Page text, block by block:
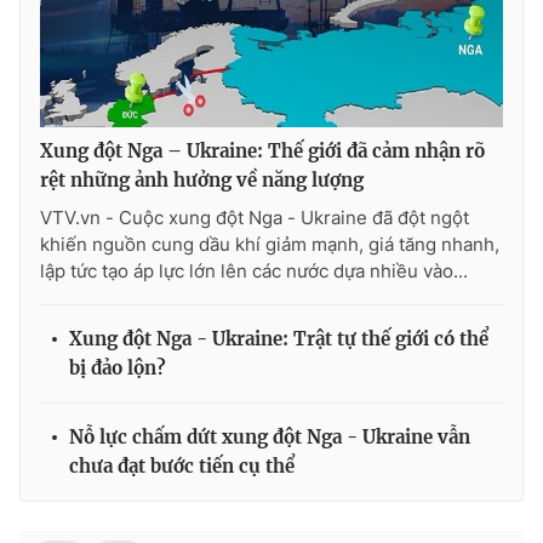
THỜI BÁO VTV
Theo dõi báo trên
Cơ quan báo chí:Thời báo VTV
Giấy phép hoạt động báo in và báo điện tử số 483/GP-BTTTT
Tổng Biên tập:Vũ Thanh Thủy
Phó Tổng Biên tập:Nguyễn Thị Mỹ Hạnh, Phạm Quốc Thắng,
Xung đột Nga – Ukraine: Thế giới đã cảm nhận rõ
rệt những ảnh hưởng về năng lượng
VTV.vn - Cuộc xung đột Nga - Ukraine đã đột ngột
khiến nguồn cung dầu khí giảm mạnh, giá tăng nhanh,
lập tức tạo áp lực lớn lên các nước dựa nhiều vào...
Xung đột Nga - Ukraine: Trật tự thế giới có thể
bị đảo lộn?
Nỗ lực chấm dứt xung đột Nga - Ukraine vẫn
chưa đạt bước tiến cụ thể